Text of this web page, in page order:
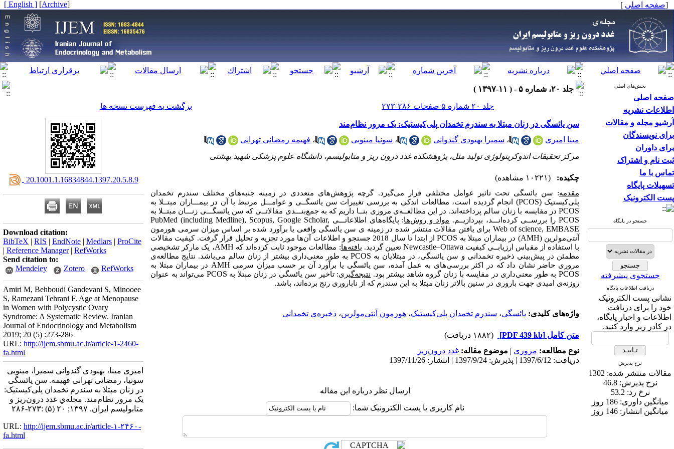
[صفحه اصلی ]
[
Archive
]
[ English ]
بخش‌های اصلی
صفحه اصلی
اطلاعات نشریه
آرشیو مجله و مقالات
برای نویسندگان
برای داوران
ثبت نام و اشتراک
تماس با ما
تسهیلات پایگاه
پست الکترونیک
جستجو در پایگاه
جستجوی پیشرفته
دریافت اطلاعات پایگاه
نشانی پست الکترونیک
خود را برای دریافت
اطلاعات و اخبار پایگاه،
در کادر زیر وارد کنید.
نرخ پذیرش
مقالات منتشر شده: 1302
نرخ پذیرش:46.8
نرخ رد: 53.2
میانگین داوری: 186 روز
میانگین انتشار: 146 روز
جلد ۲۰، شماره ۵ - ( ۱۱-۱۳۹۷ )
جلد ۲۰ شماره ۵ صفحات ۲۸۶-۲۷۳
برگشت به فهرست نسخه ها
سن یائسگی در زنان مبتلا به سندرم تخمدان پلی‌کیستیک: یک مرور نظام‌مند
مینا امیری
، سمیرا بهبودی گندوانی ، سونیا مینویی ، فهیمه رمضانی تهرانی
مرکز تحقیقات اندوکرینولوژی تولید مثل، پژوهشکده غدد درون ریز و متابولیسم، دانشگاه علوم پزشکی شهید بهشتی
چکیده: (۱۰۲۲۱ مشاهده)
مقدمه: سن یائسگی تحت تاثیر عوامل مختلفی قرار می‌گیرد. گرچه پژوهش‌های متعددی در زمینه جنبه‌های مختلف
سندرم تخمدان
پلی‌کیستیک (PCOS) انجام گردیده است، مطالعات اندکی به بررسی تغییرات سن یائسگــی و عوامـــل مرتبط با آن در بیمـــاران مبتــلا به
PCOS در مقایسه با زنان سالم پرداخته‌اند. در این مطالعــه‌ی مروری بنــا داریم که به جمع‌بنـــدی مقالاتــی که سن یائسگـــی زنـــان مبتــلا به
PCOSرا بررســی کرده‌انـــد، بپردازیــم. مواد و روش‌ها: پایگاههای اطلاعاتـــی PubMed (including Medline), Scopus, Google Scholar,
Web of science, EMBASEبرای یافتن مقالات منتشر شده در زمینه­ ی سن یائسگی واقعی یا برآورد شده بر اساس میزان سرمی هورمون
آنتی‌مولرین (AMH) در بیماران مبتلا به PCOS
از ابتدا تا سال 2018 جستجو و اطلاعات آن‌ها مورد تجزیه و تحلیل قرار گرفت. کیفیت مقالات
با استفاده از مقیاس ارزیابــی کیفیت Newcastle–Ottawa تعیین گردید. یافته‌ها: مطالعات موجود ثابت کرده‌اند که AMH، یک مارکر تشخیصی
مطمئن در پیش‌بینی ذخیره تخمدانی و سن یائسگی، در مبتلایان به PCOS به طور معنیداری بیشتر از زنان سالم می‌باشد. نتایج مطالعه‌ی
مروری حاضر نشان داد که در اکثر بررسیهای به عمل آمده، سن یائسگی یا برآورد آن بر حسب میزان سرمی AMH در بیماران مبتلا به
PCOSبه طور معنی‌داری در مقایسه با زنان گروه شاهد بیشتر بود. نتیجه‌گیری: تاخیر سن یائسگی در زنان مبتلا به PCOS می‌تواند به عنوان
روزنه‌ی امیدی جهت باروری در سنین بالاتر زنان مبتلا به این سندرم که از ناباروری رنج برده‌اند، باشد.
واژه‌های کلیدی: یائسگی، سندرم تخمدان پلی‌کیستیک، هورمون آنتی‌مولرین، ذخیره‌ی تخمدانی
متن کامل [PDF 439 kb]
(۱۸۸۲ دریافت)
نوع مطالعه: مروری | موضوع مقاله: غدد درون‌ریز
دریافت: 1397/6/12 | پذیرش: 1397/9/24 | انتشار: 1397/11/26
ارسال نظر درباره این مقاله
نام کاربری یا پست الکترونیک شما:
‎ 20.1001.1.16834844.1397.20.5.8.9
Download citation:
BibTeX | RIS | EndNote | Medlars | ProCite
| Reference Manager| RefWorks
Send citation to:
Mendeley
Zotero RefWorks
Amiri M, Behboudi Gandevani S, Minooee
S, Ramezani Tehrani F. Age at Menopause
in Women with Polycystic Ovary
Syndrome: A Systematic Review. Iranian
Journal of Endocrinology and Metabolism
2019; 20 (5) :273-286
URL: http://ijem.sbmu.ac.ir/article-1-2460-
fa.html
امیری مینا، بهبودی گندوانی سمیرا، مینویی
سونیا، رمضانی تهرانی فهیمه. سن یائسگی
در زنان مبتلا به سندرم تخمدان پلی‌کیستیک:
یک مرور نظام‌مند. مجله‌ي غدد درون‌ريز و
متابوليسم ايران. ۱۳۹۷; ۲۰ (۵) :۲۷۳-۲۸۶
URL: http://ijem.sbmu.ac.ir/article-۱-۲۴۶۰-
fa.html